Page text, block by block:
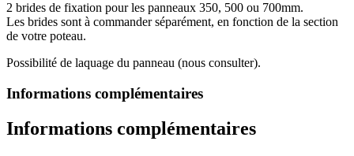
2 brides de fixation pour les panneaux 350, 500 ou 700mm.
Les brides sont à commander séparément, en fonction de la section
de votre poteau.
Possibilité de laquage du panneau (nous consulter).
Informations complémentaires
Informations complémentaires